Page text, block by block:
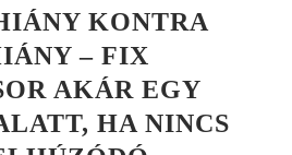
KONTRA
– FIX
AKÁR EGY
HA NINCS